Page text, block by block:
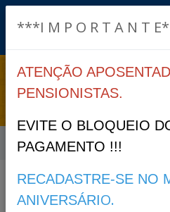
PRÓ-
Início Pró-gestão > CRP
Arquivos
***I M P O R T A N T
ATENÇÃO
PENSIONISTAS.
EVITE O BLOQUEIO
PAGAMENTO !!!
RECADASTRE-SE NO
ANIVERSÁRIO.